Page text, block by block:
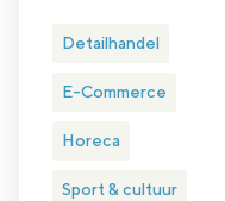
Detailhandel
E-Commerce
Horeca
Sport & cultuur